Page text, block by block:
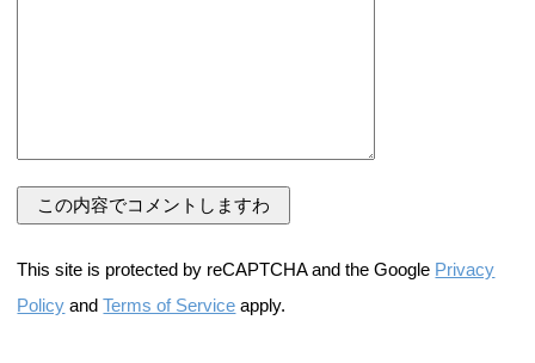
This site is protected by reCAPTCHA and the Google Privacy
Policy andTerms of Service apply.